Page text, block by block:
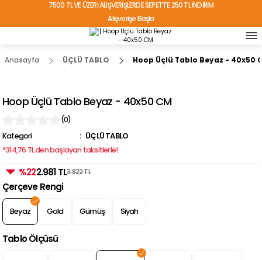
7500 TL VE ÜZERİ ALIŞVERİŞLERDE SEPETTE 250 TL İNDİRİM
Alışverişe Başla
TÜRKİYE'NİN HER YERİNE ÜCRETSİZ KARGO!
Anasayfa ÜÇLÜ TABLO Hoop Üçlü Tablo Beyaz - 40x50
Hoop Üçlü Tablo Beyaz - 40x50 CM
(0)
Kategori
ÜÇLÜ TABLO
*314,76 TL den başlayan taksitlerle!
%222.981 TL3.822 TL
Çerçeve Rengi
Beyaz Gold Gümüş Siyah
Tablo Ölçüsü